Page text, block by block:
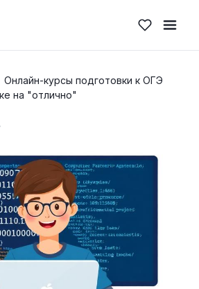
Онлайн-курсы подготовки к ОГЭ
на "отлично"